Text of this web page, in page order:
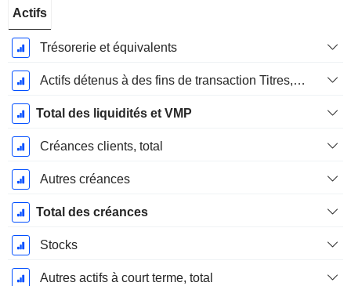
Fiscale:
Décembre
Actifs
Trésorerie et équivalents
Actifs détenus à des fins de transaction Titres, totalActifs détenus à des fins de transactions (Trading), Total.
Total des liquidités et VMP
Créances clients, total
Autres créances
Total des créances
Stocks
Autres actifs à court terme, total